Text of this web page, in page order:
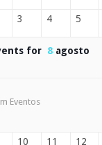
3 4 5
for 8agosto
Eventos
10 11 12